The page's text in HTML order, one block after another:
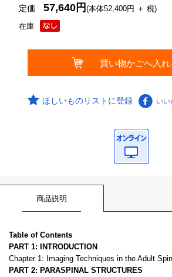
在庫
定価57,640円(本体52,400円 ＋ 税)
ほしいものリストに登録 いい
商品説明
Table of Contents
PART 1: INTRODUCTION
Chapter 1: Imaging Techniques in the Adult
PART 2: PARASPINAL STRUCTURES